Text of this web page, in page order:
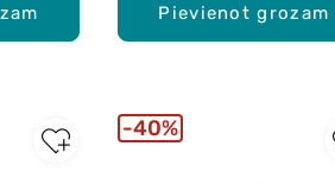
Pievienot grozam
40%